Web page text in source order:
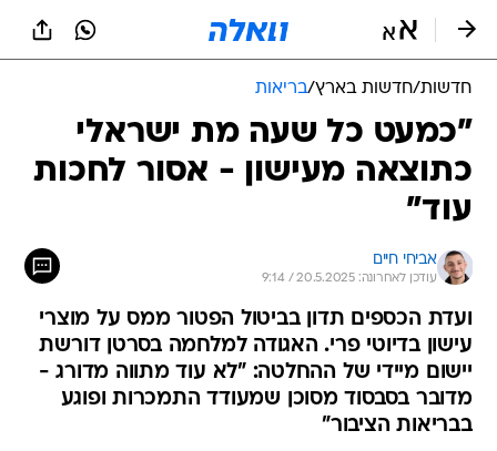
חדשות/חדשות בארץ/בריאות
"כמעט כל שעה מת ישראלי
כתוצאה מעישון - אסור לחכות
עוד"
אביחי חיים
עודכן לאחרונה: 20.5.2025 / 9:14
ועדת הכספים תדון בביטול הפטור ממס על מוצרי
עישון בדיוטי פרי. האגודה למלחמה בסרטן דורשת
יישום מיידי של ההחלטה: "לא עוד מתווה מדורג -
מדובר בסבסוד מסוכן שמעודד התמכרות ופוגע
בבריאות הציבור"